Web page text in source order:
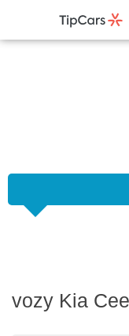
vozy Kia